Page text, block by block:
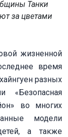
Танки
за цветами
жизненной
время
разных
«Безопасная
во многих
модели
а также